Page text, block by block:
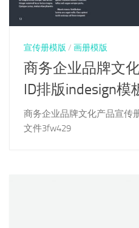
宣传册模版 / 画册模版
商务企业品牌文
ID排版indesign模
商务企业品牌文化产品宣传
文件3fw429